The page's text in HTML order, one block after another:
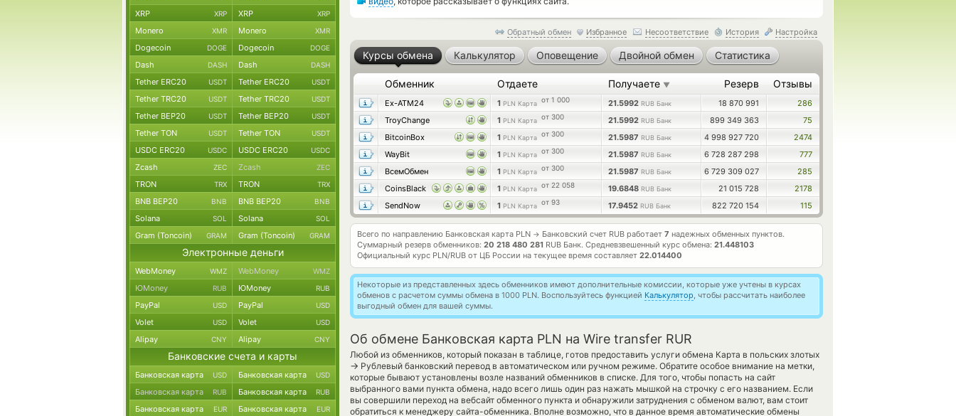
Обратный обмен Избранное Несоответствие История Настройка
Курсы обмена Калькулятор Оповещение Двойной обмен Статистика
Обменник Отдаете Получаете ▼ Резерв Отзывы
Ex-ATM24 1 PLN Карта от 1 000 21.5992 RUB Банк 18 870 991
286
TroyChange
1 PLN Карта от 300 21.5992 RUB Банк 899 349 363
75
BitcoinBox
1 PLN Карта от 300 21.5987 RUB Банк 4 998 927 720
2474
WayBit
1 PLN Карта от 300 21.5987 RUB Банк 6 728 287 298
777
ВсемОбмен
1 PLN Карта от 300 21.5987 RUB Банк 6 729 309 027
285
CoinsBlack
1 PLN Карта от 22 058 19.6848 RUB Банк 21 015 728
2178
SendNow
1 PLN Карта от 93 17.9452 RUB Банк 822 720 154 115
Всего по направлению Банковская карта PLN → Банковский счет RUB работает 7 надежных обменных пунктов.
Суммарный резерв обменников: 20 218 480 281 RUB Банк. Средневзвешенный курс обмена: 21.448103
Официальный курс PLN/RUB от ЦБ России на текущее время составляет 22.014400
Некоторые из представленных здесь обменников имеют дополнительные комиссии, которые уже учтены в курсах
обменов с расчетом суммы обмена в 1000 PLN. Воспользуйтесь функцией Калькулятор, чтобы рассчитать наиболее
выгодный обмен для вашей суммы.
Об обмене Банковская карта PLN на Wire transfer RUR
Любой из обменников, который показан в таблице, готов предоставить услуги обмена Карта в польских злотых
→ Рублевый банковский перевод в автоматическом или ручном режиме. Обратите особое внимание на метки,
которые бывают установлены возле названий обменников в списке. Для того, чтобы попасть на сайт
выбранного вами пункта обмена, надо всего лишь один раз нажать мышкой на строчку с его названием. Если
вы совершили переход на вебсайт обменного пункта и обнаружили затруднения с обменом валют, вам стоит
обратиться к менеджеру сайта-обменника. Вполне возможно, что в данное время автоматические обмены
XRP XRP XRP XRP
Monero XMR Monero XMR
Dogecoin DOGE Dogecoin DOGE
Dash DASH Dash DASH
Tether ERC20 USDT Tether ERC20 USDT
Tether TRC20 USDT Tether TRC20 USDT
Tether BEP20 USDT Tether BEP20 USDT
Tether TON USDT Tether TON USDT
USDC ERC20 USDC USDC ERC20 USDC
Zcash ZEC Zcash ZEC
TRON TRX TRON TRX
BNB BEP20 BNB BNB BEP20 BNB
Solana SOL Solana SOL
Gram (Toncoin) GRAM Gram (Toncoin) GRAM
Электронные деньги
WebMoney WMZ WebMoney WMZ
ЮMoney RUB ЮMoney RUB
PayPal USD PayPal USD
Volet USD Volet USD
Alipay CNY Alipay CNY
Банковские счета и карты
Банковская карта USD Банковская карта USD
Банковская карта RUB Банковская карта RUB
Банковская карта EUR Банковская карта EUR